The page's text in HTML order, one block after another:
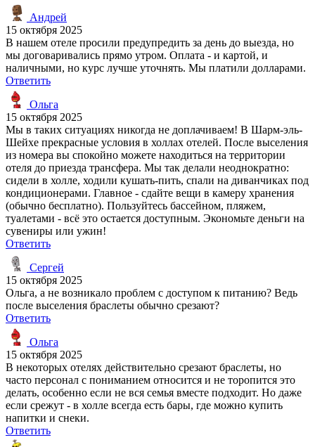
Андрей
15 октября 2025
В нашем отеле просили предупредить за день до выезда, но
мы договаривались прямо утром. Оплата - и картой, и
наличными, но курс лучше уточнять. Мы платили долларами.
Ответить
Ольга
15 октября 2025
Мы в таких ситуациях никогда не доплачиваем! В Шарм-эль-
Шейхе прекрасные условия в холлах отелей. После выселения
из номера вы спокойно можете находиться на территории
отеля до приезда трансфера. Мы так делали неоднократно:
сидели в холле, ходили кушать-пить, спали на диванчиках под
кондиционерами. Главное - сдайте вещи в камеру хранения
(обычно бесплатно). Пользуйтесь бассейном, пляжем,
туалетами - всё это остается доступным. Экономьте деньги на
сувениры или ужин!
Ответить
Сергей
15 октября 2025
Ольга, а не возникало проблем с доступом к питанию? Ведь
после выселения браслеты обычно срезают?
Ответить
Ольга
15 октября 2025
В некоторых отелях действительно срезают браслеты, но
часто персонал с пониманием относится и не торопится это
делать, особенно если не вся семья вместе подходит. Но даже
если срежут - в холле всегда есть бары, где можно купить
напитки и снеки.
Ответить